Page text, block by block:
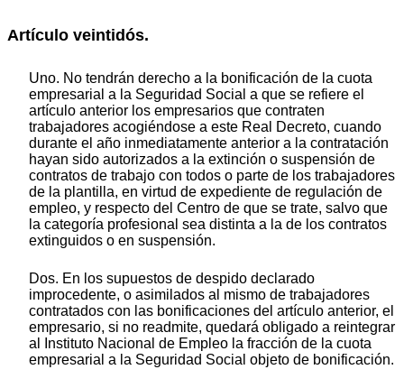
Artículo veintidós.
Uno. No tendrán derecho a la bonificación de la cuota
empresarial a la Seguridad Social a que se refiere el
artículo anterior los empresarios que contraten
trabajadores acogiéndose a este Real Decreto, cuando
durante el año inmediatamente anterior a la contratación
hayan sido autorizados a la extinción o suspensión de
contratos de trabajo con todos o parte de los trabajadores
de la plantilla, en virtud de expediente de regulación de
empleo, y respecto del Centro de que se trate, salvo que
la categoría profesional sea distinta a la de los contratos
extinguidos o en suspensión.
Dos. En los supuestos de despido declarado
improcedente, o asimilados al mismo de trabajadores
contratados con las bonificaciones del artículo anterior, el
empresario, si no readmite, quedará obligado a reintegrar
al Instituto Nacional de Empleo la fracción de la cuota
empresarial a la Seguridad Social objeto de bonificación.